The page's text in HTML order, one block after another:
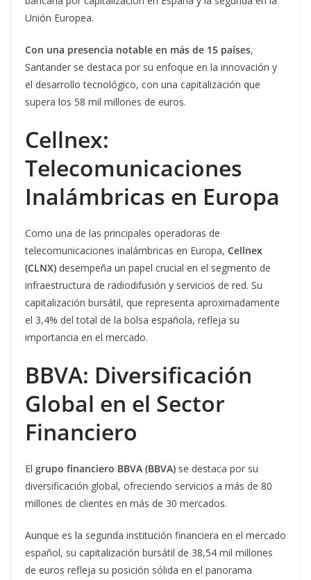
Unión Europea.
Con una presencia notable en más de 15 países,
Santander se destaca por su enfoque en la innovación y
el desarrollo tecnológico, con una capitalización que
supera los 58 mil millones de euros.
Cellnex:
Telecomunicaciones
Inalámbricas en Europa
Como una de las principales operadoras de
telecomunicaciones inalámbricas en Europa, Cellnex
(CLNX) desempeña un papel crucial en el segmento de
infraestructura de radiodifusión y servicios de red. Su
capitalización bursátil, que representa aproximadamente
el 3,4% del total de la bolsa española, refleja su
importancia en el mercado.
BBVA: Diversificación
Global en el Sector
Financiero
El grupo financiero BBVA (BBVA) se destaca por su
diversificación global, ofreciendo servicios a más de 80
millones de clientes en más de 30 mercados.
Aunque es la segunda institución financiera en el mercado
español, su capitalización bursátil de 38,54 mil millones
de euros refleja su posición sólida en el panorama